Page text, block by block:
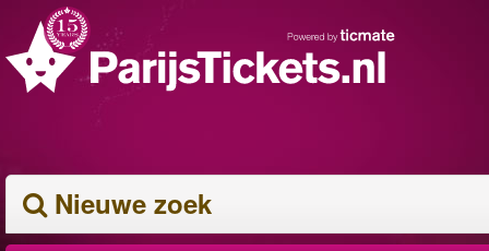
Nieuwe zoek